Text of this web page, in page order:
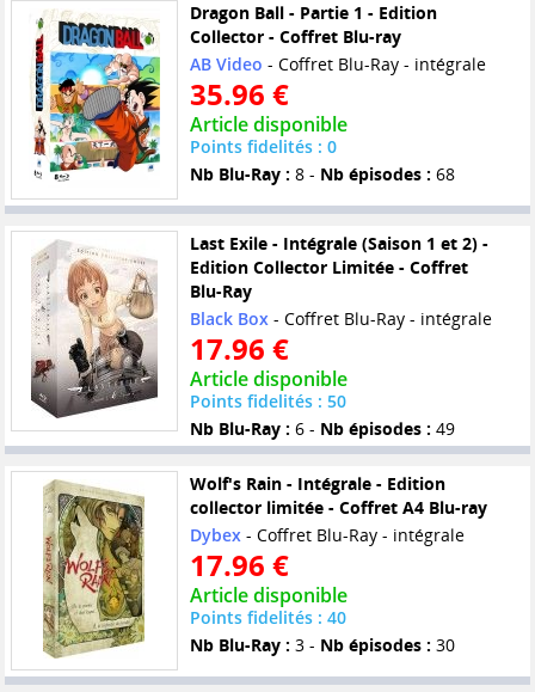
Dragon Ball - Partie 1 - Edition
Collector - Coffret Blu-ray
AB Video - Coffret Blu-Ray - intégrale
35.96 €
Article disponible
Points fidelités : 0
Nb Blu-Ray : 8 - Nb épisodes : 68
Last Exile - Intégrale (Saison 1 et 2) -
Edition Collector Limitée - Coffret
Blu-Ray
Black Box- Coffret Blu-Ray - intégrale
17.96 €
Article disponible
Points fidelités : 50
Nb Blu-Ray : 6 - Nb épisodes : 49
Wolf's Rain - Intégrale - Edition
collector limitée - Coffret A4 Blu-ray
Dybex- Coffret Blu-Ray - intégrale
17.96 €
Article disponible
Points fidelités : 40
Nb Blu-Ray : 3 - Nb épisodes : 30